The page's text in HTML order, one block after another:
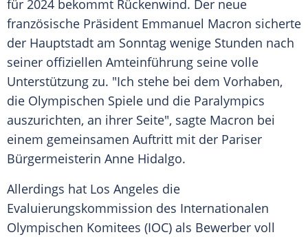
für 2024 bekommt Rückenwind. Der neue
französische Präsident Emmanuel Macron sicherte
der Hauptstadt am Sonntag wenige Stunden nach
seiner offiziellen Amteinführung seine volle
Unterstützung zu. "Ich stehe bei dem Vorhaben,
die Olympischen Spiele und die Paralympics
auszurichten, an ihrer Seite", sagte Macron bei
einem gemeinsamen Auftritt mit der Pariser
Bürgermeisterin Anne Hidalgo.
Allerdings hat Los Angeles die
Evaluierungskommission des Internationalen
Olympischen Komitees (IOC) als Bewerber voll